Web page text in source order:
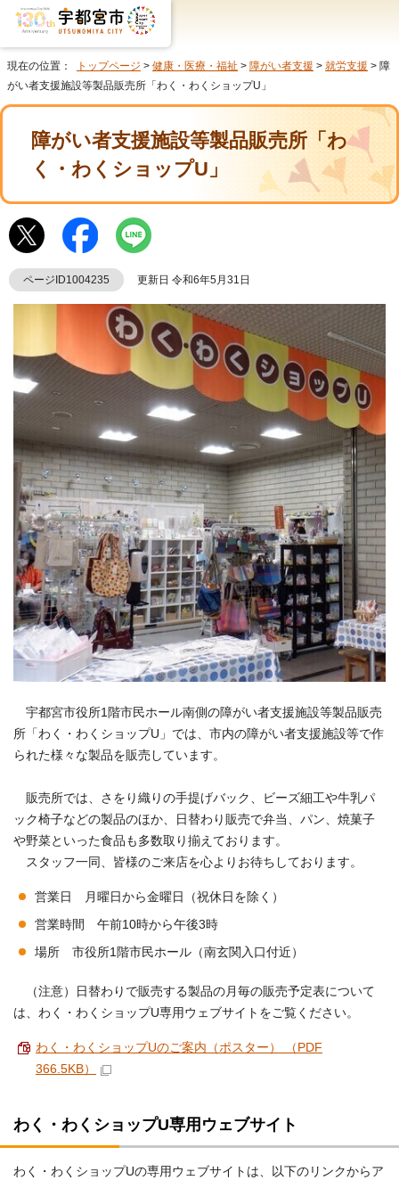
現在の位置： トップページ > 健康・医療・福祉 > 障がい者支援 > 就労支援 > 障
がい者支援施設等製品販売所「わく・わくショップU」
障がい者支援施設等製品販売所「わ
く・わくショップU」
ページID1004235 更新日 令和6年5月31日
宇都宮市役所1階市民ホール南側の障がい者支援施設等製品販売
所「わく・わくショップU」では、市内の障がい者支援施設等で作
られた様々な製品を販売しています。
販売所では、さをり織りの手提げバック、ビーズ細工や牛乳パ
ック椅子などの製品のほか、日替わり販売で弁当、パン、焼菓子
や野菜といった食品も多数取り揃えております。
スタッフ一同、皆様のご来店を心よりお待ちしております。
営業日 月曜日から金曜日（祝休日を除く）
営業時間 午前10時から午後3時
場所 市役所1階市民ホール（南玄関入口付近）
（注意）日替わりで販売する製品の月毎の販売予定表について
は、わく・わくショップU専用ウェブサイトをご覧ください。
わく・わくショップUのご案内（ポスター） （PDF
366.5KB）
わく・わくショップU専用ウェブサイト
わく・わくショップUの専用ウェブサイトは、以下のリンクからア